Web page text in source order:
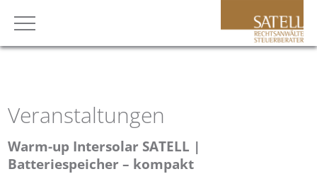
Veranstaltungen
Warm-up Intersolar SATELL |
Batteriespeicher – kompakt